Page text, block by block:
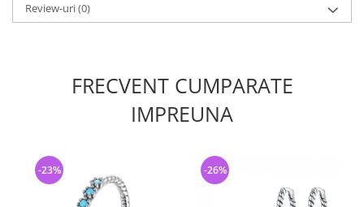
Review-uri(0)
FRECVENT CUMPARATE
IMPREUNA
-23% -26%